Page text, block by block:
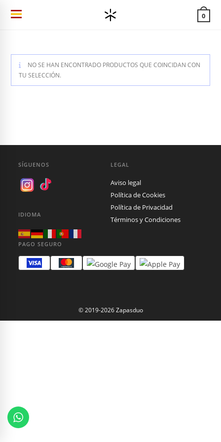
0
NO SE HAN ENCONTRADO PRODUCTOS QUE COINCIDAN CON
TU SELECCIÓN.
SÍGUENOS
IDIOMA
LEGAL
Aviso legal
Política de Cookies
Política de Privacidad
Términos y Condiciones
PAGO SEGURO
© 2019-2026 Zapasduo